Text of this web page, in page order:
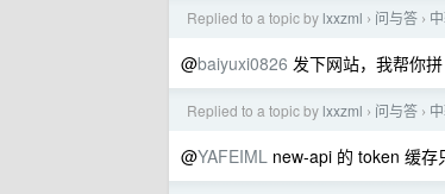
Replied to a topic by lxxzml › 问与答 ›
@baiyuxi0826 发下网站，我帮你拼
Replied to a topic by lxxzml › 问与答 ›
@YAFEIML new-api 的 token 缓存